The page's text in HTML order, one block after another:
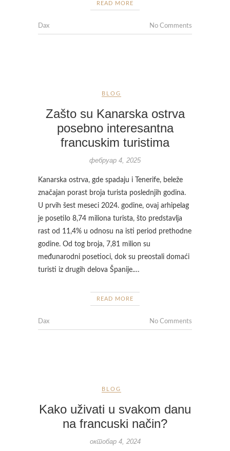
READ MORE
Dax No Comments
BLOG
Zašto su Kanarska ostrva
posebno interesantna
francuskim turistima
фебруар 4, 2025
Kanarska ostrva, gde spadaju i Tenerife, beleže
značajan porast broja turista poslednjih godina.
U prvih šest meseci 2024. godine, ovaj arhipelag
je posetilo 8,74 miliona turista, što predstavlja
rast od 11,4% u odnosu na isti period prethodne
godine. Od tog broja, 7,81 milion su
međunarodni posetioci, dok su preostali domaći
turisti iz drugih delova Španije.…
READ MORE
Dax No Comments
BLOG
Kako uživati u svakom danu
na francuski način?
октобар 4, 2024